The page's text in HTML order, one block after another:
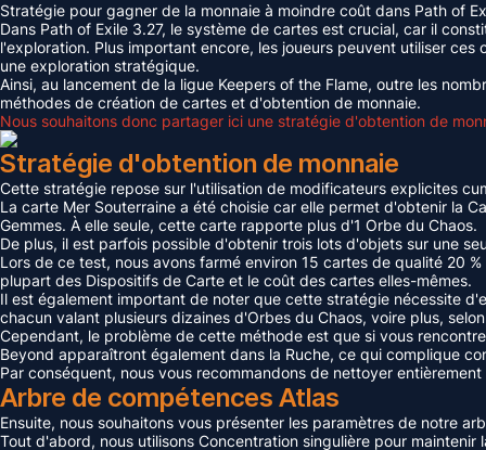
Stratégie pour gagner de la monnaie à moindre coût dans Path of
Dans Path of Exile 3.27, le système de cartes est crucial, car il
l'exploration. Plus important encore, les joueurs peuvent utiliser
une exploration stratégique.
Ainsi, au lancement de la ligue Keepers of the Flame, outre les
méthodes de création de cartes et d'obtention de monnaie.
Nous souhaitons donc partager ici une stratégie d'obtention de
Stratégie d'obtention de monnaie
Cette stratégie repose sur l'utilisation de modificateurs explicites
La carte Mer Souterraine a été choisie car elle permet d'obtenir la
Gemmes. À elle seule, cette carte rapporte plus d'1 Orbe du Chaos.
De plus, il est parfois possible d'obtenir trois lots d'objets sur une
Lors de ce test, nous avons farmé environ 15 cartes de qualité 20
plupart des Dispositifs de Carte et le coût des cartes elles-mêmes.
Il est également important de noter que cette stratégie nécessite
chacun valant plusieurs dizaines d'Orbes du Chaos, voire plus,
Cependant, le problème de cette méthode est que si vous
Beyond apparaîtront également dans la Ruche, ce qui complique
Par conséquent, nous vous recommandons de nettoyer
Arbre de compétences Atlas
Ensuite, nous souhaitons vous présenter les paramètres de notre
Tout d'abord, nous utilisons Concentration singulière pour